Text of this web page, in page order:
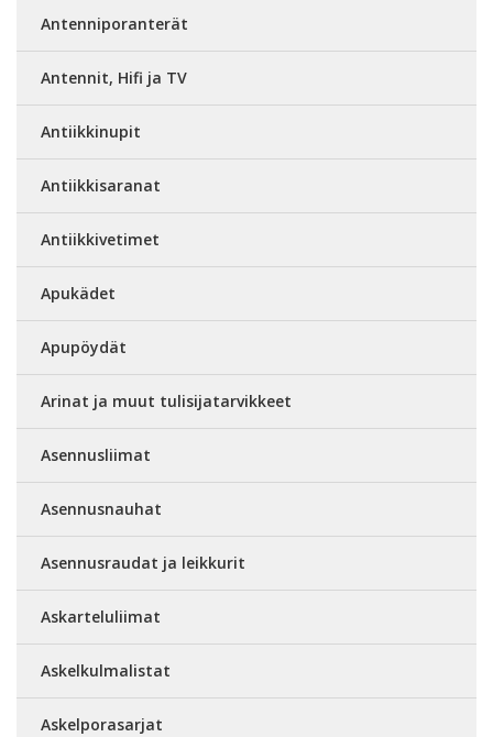
Antenniporanterät
Antennit, Hifi ja TV
Antiikkinupit
Antiikkisaranat
Antiikkivetimet
Apukädet
Apupöydät
Arinat ja muut tulisijatarvikkeet
Asennusliimat
Asennusnauhat
Asennusraudat ja leikkurit
Askarteluliimat
Askelkulmalistat
Askelporasarjat